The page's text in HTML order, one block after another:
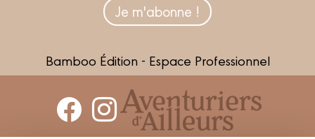
Je m'abonne !
Bamboo Édition - Espace Professionnel